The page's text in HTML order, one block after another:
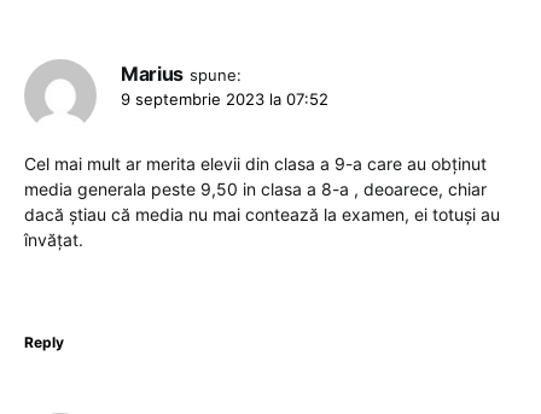
Marius spune:
9 septembrie 2023 la 07:52
Cel mai mult ar merita elevii din clasa a 9-a care au obținut
media generala peste 9,50 in clasa a 8-a , deoarece, chiar
dacă știau că media nu mai contează la examen, ei totuși au
învățat.
Reply